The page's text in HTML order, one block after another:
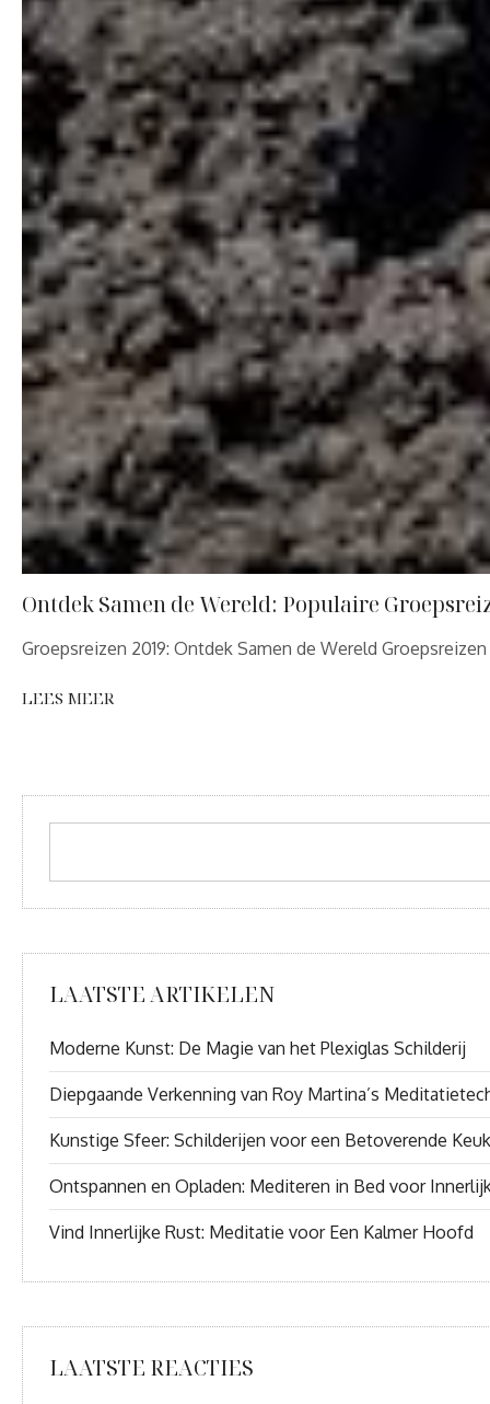
Ontdek Samen de Wereld: Populaire
Groepsreizen 2019: Ontdek Samen de Wereld
LEES MEER
LAATSTE ARTIKELEN
Moderne Kunst: De Magie van het Plexiglas Schilderij
Diepgaande Verkenning van Roy Martina’s
Kunstige Sfeer: Schilderijen voor een Betoverende
Ontspannen en Opladen: Mediteren in Bed voor
Vind Innerlijke Rust: Meditatie voor Een Kalmer Hoofd
LAATSTE REACTIES